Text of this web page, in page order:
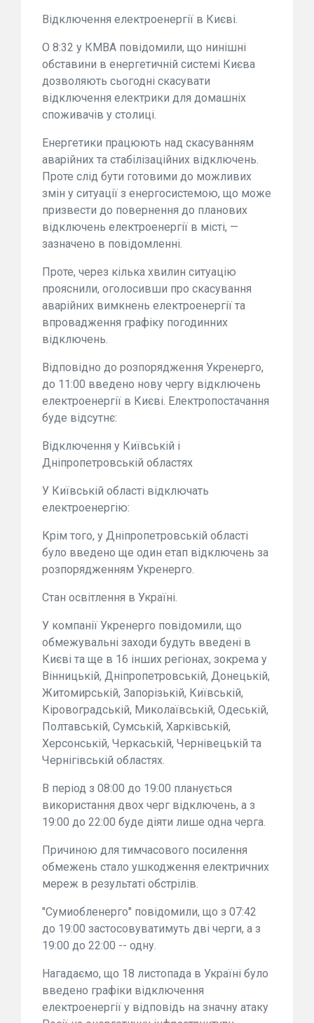
Відключення електроенергії в Києві.
О 8:32 у КМВА повідомили, що нинішні
обставини в енергетичній системі Києва
дозволяють сьогодні скасувати
відключення електрики для домашніх
споживачів у столиці.
Енергетики працюють над скасуванням
аварійних та стабілізаційних відключень.
Проте слід бути готовими до можливих
змін у ситуації з енергосистемою, що може
призвести до повернення до планових
відключень електроенергії в місті, —
зазначено в повідомленні.
Проте, через кілька хвилин ситуацію
прояснили, оголосивши про скасування
аварійних вимкнень електроенергії та
впровадження графіку погодинних
відключень.
Відповідно до розпорядження Укренерго,
до 11:00 введено нову чергу відключень
електроенергії в Києві. Електропостачання
буде відсутнє:
Відключення у Київській і
Дніпропетровській областях
У Київській області відключать
електроенергію:
Крім того, у Дніпропетровській області
було введено ще один етап відключень за
розпорядженням Укренерго.
Стан освітлення в Україні.
У компанії Укренерго повідомили, що
обмежувальні заходи будуть введені в
Києві та ще в 16 інших регіонах, зокрема у
Вінницькій, Дніпропетровській, Донецькій,
Житомирській, Запорізькій, Київській,
Кіровоградській, Миколаївській, Одеській,
Полтавській, Сумській, Харківській,
Херсонській, Черкаській, Чернівецькій та
Чернігівській областях.
В період з 08:00 до 19:00 планується
використання двох черг відключень, а з
19:00 до 22:00 буде діяти лише одна черга.
Причиною для тимчасового посилення
обмежень стало ушкодження електричних
мереж в результаті обстрілів.
"Сумиобленерго" повідомили, що з 07:42
до 19:00 застосовуватимуть дві черги, а з
19:00 до 22:00 -- одну.
Нагадаємо, що 18 листопада в Україні було
введено графіки відключення
електроенергії у відповідь на значну атаку